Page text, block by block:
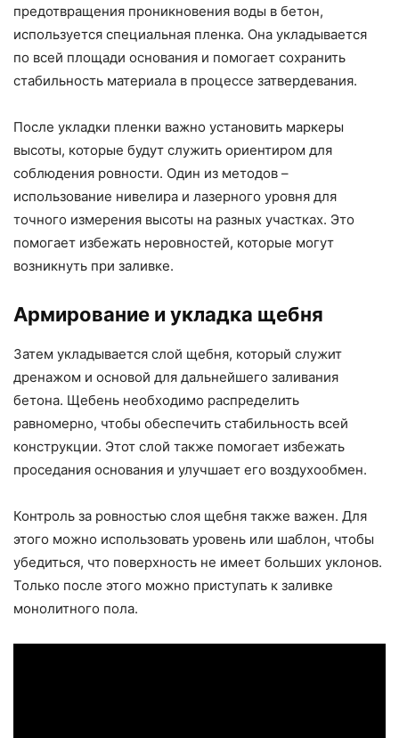
предотвращения проникновения воды в бетон,
используется специальная пленка. Она укладывается
по всей площади основания и помогает сохранить
стабильность материала в процессе затвердевания.
После укладки пленки важно установить маркеры
высоты, которые будут служить ориентиром для
соблюдения ровности. Один из методов –
использование нивелира и лазерного уровня для
точного измерения высоты на разных участках. Это
помогает избежать неровностей, которые могут
возникнуть при заливке.
Армирование и укладка щебня
Затем укладывается слой щебня, который служит
дренажом и основой для дальнейшего заливания
бетона. Щебень необходимо распределить
равномерно, чтобы обеспечить стабильность всей
конструкции. Этот слой также помогает избежать
проседания основания и улучшает его воздухообмен.
Контроль за ровностью слоя щебня также важен. Для
этого можно использовать уровень или шаблон, чтобы
убедиться, что поверхность не имеет больших уклонов.
Только после этого можно приступать к заливке
монолитного пола.